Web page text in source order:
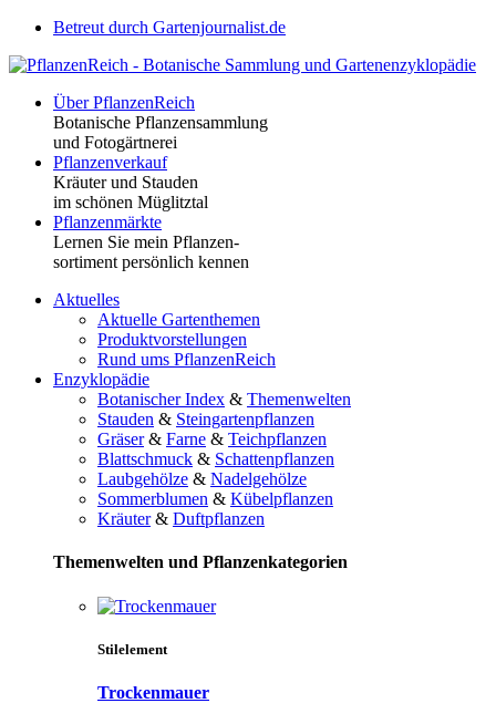
Betreut durch Gartenjournalist.de
Über PflanzenReich
Botanische Pflanzensammlung
und Fotogärtnerei
Pflanzenverkauf
Kräuter und Stauden
im schönen Müglitztal
Pflanzenmärkte
Lernen Sie mein Pflanzen-
sortiment persönlich kennen
Aktuelles
Aktuelle Gartenthemen
Produktvorstellungen
Rund ums PflanzenReich
Enzyklopädie
Botanischer Index & Themenwelten
Stauden & Steingartenpflanzen
Gräser& Farne & Teichpflanzen
Blattschmuck & Schattenpflanzen
Laubgehölze & Nadelgehölze
Sommerblumen & Kübelpflanzen
Kräuter& Duftpflanzen
Themenwelten und Pflanzenkategorien
Stilelement
Trockenmauer